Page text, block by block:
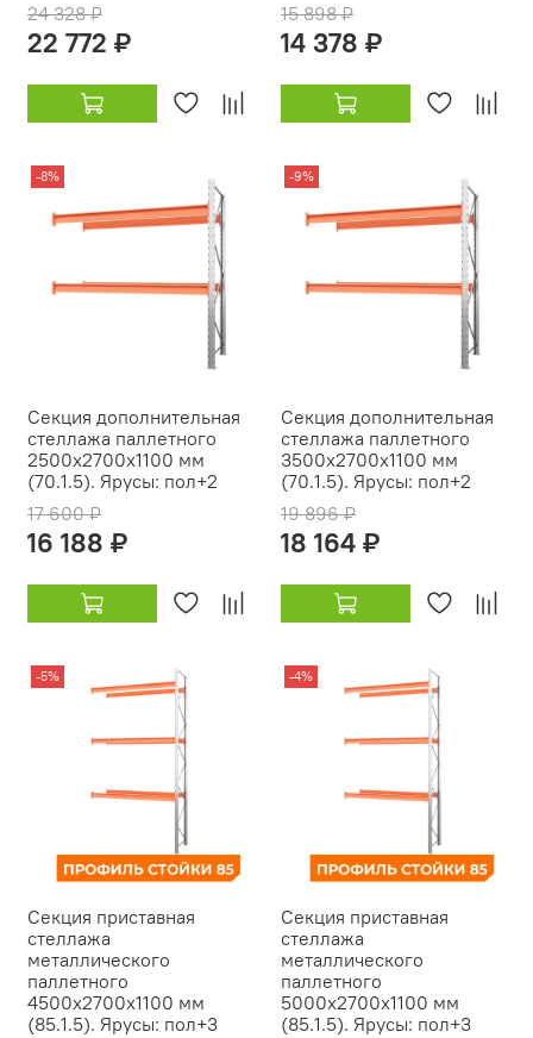
24 328 ₽
22 772 ₽
15 898 ₽
14 378 ₽
-8%
Секция дополнительная
стеллажа паллетного
2500х2700х1100 мм
(70.1.5). Ярусы: пол+2
17 600 ₽
16 188 ₽
-9%
Секция дополнительная
стеллажа паллетного
3500х2700х1100 мм
(70.1.5). Ярусы: пол+2
19 896 ₽
18 164 ₽
-5%
Секция приставная
стеллажа
металлического
паллетного
4500х2700х1100 мм
(85.1.5). Ярусы: пол+3
-4%
Секция приставная
стеллажа
металлического
паллетного
5000х2700х1100 мм
(85.1.5). Ярусы: пол+3